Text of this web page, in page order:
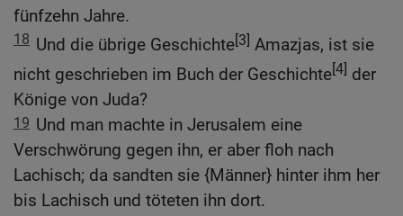
fünfzehn Jahre.
18 Und die übrige Geschichte[3] Amazjas, ist sie
nicht geschrieben im Buch der Geschichte[4] der
Könige von Juda?
19 Und man machte in Jerusalem eine
Verschwörung gegen ihn, er aber floh nach
Lachisch; da sandten sie {Männer} hinter ihm her
bis Lachisch und töteten ihn dort.